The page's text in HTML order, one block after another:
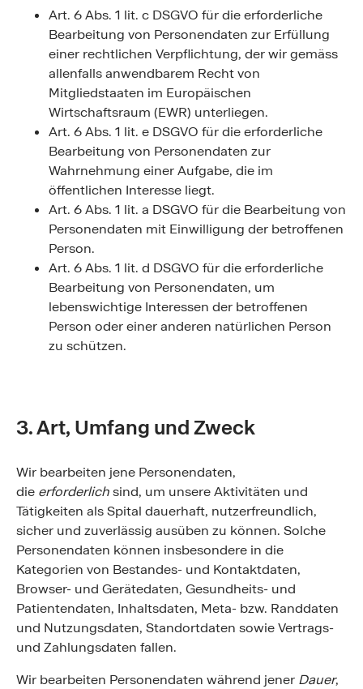
Art. 6 Abs. 1 lit. c DSGVO für die erforderliche
Bearbeitung von Personendaten zur Erfüllung
einer rechtlichen Verpflichtung, der wir gemäss
allenfalls anwendbarem Recht von
Mitgliedstaaten im Europäischen
Wirtschaftsraum (EWR) unterliegen.
Art. 6 Abs. 1 lit. e DSGVO für die erforderliche
Bearbeitung von Personendaten zur
Wahrnehmung einer Aufgabe, die im
öffentlichen Interesse liegt.
Art. 6 Abs. 1 lit. a DSGVO für die Bearbeitung von
Personendaten mit Einwilligung der betroffenen
Person.
Art. 6 Abs. 1 lit. d DSGVO für die erforderliche
Bearbeitung von Personendaten, um
lebenswichtige Interessen der betroffenen
Person oder einer anderen natürlichen Person
zu schützen.
3. Art, Umfang und Zweck
Wir bearbeiten jene Personendaten,
die erforderlichsind, um unsere Aktivitäten und
Tätigkeiten als Spital dauerhaft, nutzerfreundlich,
sicher und zuverlässig ausüben zu können. Solche
Personendaten können insbesondere in die
Kategorien von Bestandes- und Kontaktdaten,
Browser- und Gerätedaten, Gesundheits- und
Patientendaten, Inhaltsdaten, Meta- bzw. Randdaten
und Nutzungsdaten, Standortdaten sowie Vertrags-
und Zahlungsdaten fallen.
Wir bearbeiten Personendaten während jener Dauer,